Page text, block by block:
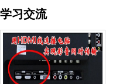
学习交流